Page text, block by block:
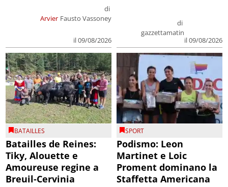
Arvier
di
Fausto Vassoney
il 09/08/2026
di
gazzettamatin
il 09/08/2026
BATAILLES
Batailles de Reines:
Tiky, Alouette e
Amoureuse regine a
Breuil-Cervinia
SPORT
Podismo: Leon
Martinet e Loic
Proment dominano la
Staffetta Americana